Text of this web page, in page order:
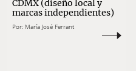
CDMX (diseño local y
marcas independientes)
Por: María José Ferrant